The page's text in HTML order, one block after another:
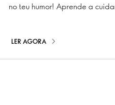
no teu humor! Aprende a
LER AGORA